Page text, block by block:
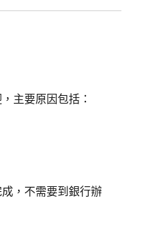
主要原因包括：
，不需要到銀行辦